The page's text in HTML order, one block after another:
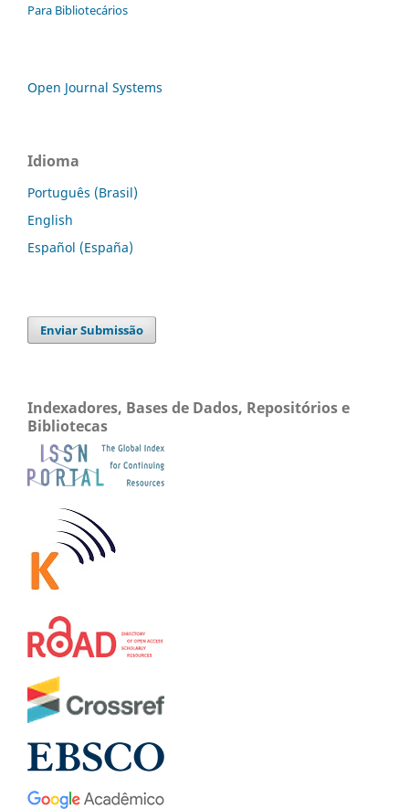
Para Bibliotecários
Open Journal Systems
Idioma
Português (Brasil)
English
Español (España)
Enviar Submissão
Indexadores, Bases de Dados, Repositórios e
Bibliotecas